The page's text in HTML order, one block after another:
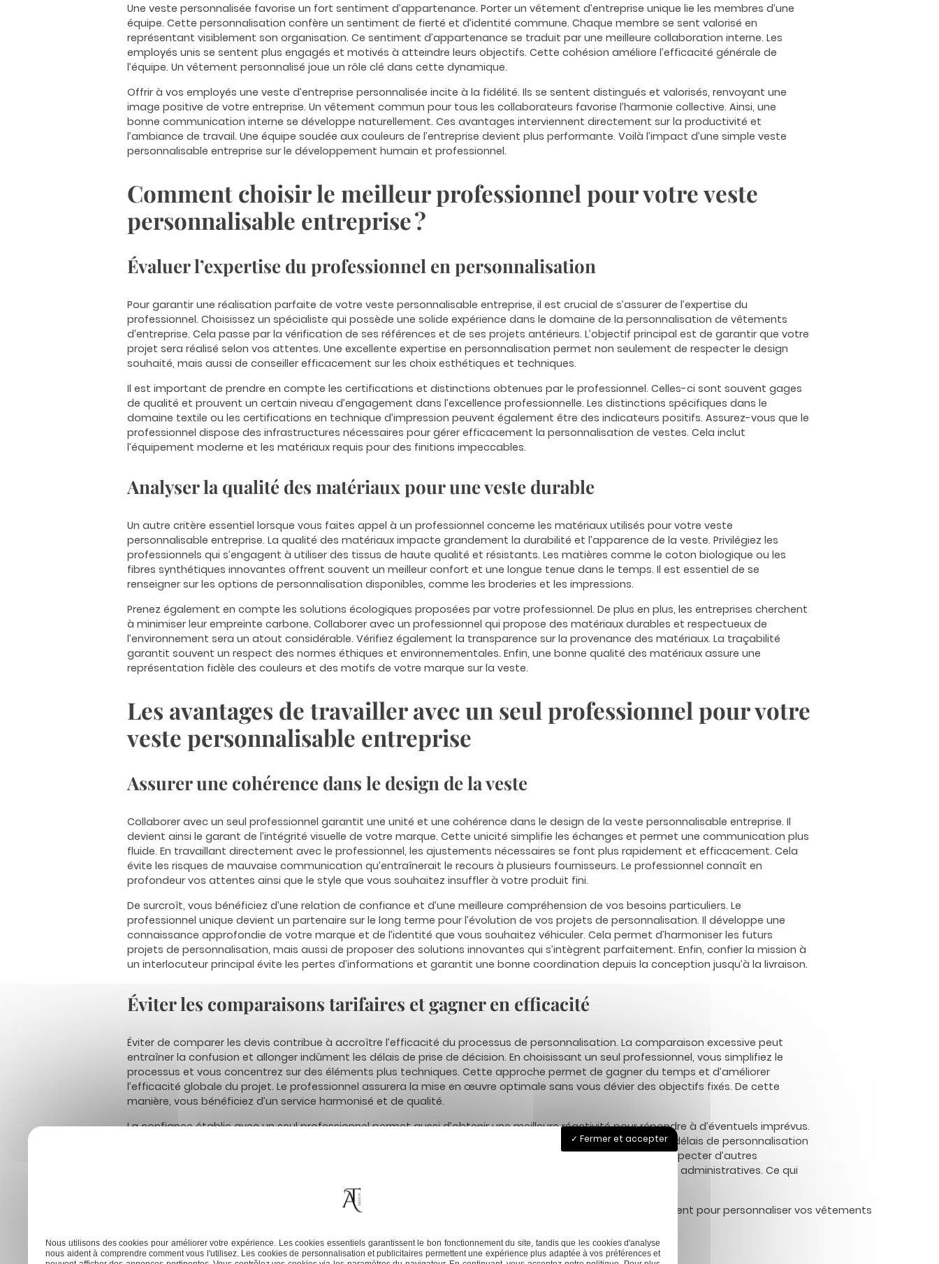
Une veste personnalisée favorise un fort sentiment d’appartenance. Porter un vêtement d’entreprise unique lie les membres d’une
équipe. Cette personnalisation confère un sentiment de fierté et d’identité commune. Chaque membre se sent valorisé en
représentant visiblement son organisation. Ce sentiment d’appartenance se traduit par une meilleure collaboration interne. Les
employés unis se sentent plus engagés et motivés à atteindre leurs objectifs. Cette cohésion améliore l’efficacité générale de
l’équipe. Un vêtement personnalisé joue un rôle clé dans cette dynamique.
Offrir à vos employés une veste d’entreprise personnalisée incite à la fidélité. Ils se sentent distingués et valorisés, renvoyant une
image positive de votre entreprise. Un vêtement commun pour tous les collaborateurs favorise l’harmonie collective. Ainsi, une
bonne communication interne se développe naturellement. Ces avantages interviennent directement sur la productivité et
l’ambiance de travail. Une équipe soudée aux couleurs de l’entreprise devient plus performante. Voilà l’impact d’une simple veste
personnalisable entreprise sur le développement humain et professionnel.
Comment choisir le meilleur professionnel pour votre veste
personnalisable entreprise ?
Évaluer l’expertise du professionnel en personnalisation
Pour garantir une réalisation parfaite de votre veste personnalisable entreprise, il est crucial de s’assurer de l’expertise du
professionnel. Choisissez un spécialiste qui possède une solide expérience dans le domaine de la personnalisation de vêtements
d’entreprise. Cela passe par la vérification de ses références et de ses projets antérieurs. L’objectif principal est de garantir que votre
projet sera réalisé selon vos attentes. Une excellente expertise en personnalisation permet non seulement de respecter le design
souhaité, mais aussi de conseiller efficacement sur les choix esthétiques et techniques.
Il est important de prendre en compte les certifications et distinctions obtenues par le professionnel. Celles-ci sont souvent gages
de qualité et prouvent un certain niveau d’engagement dans l’excellence professionnelle. Les distinctions spécifiques dans le
domaine textile ou les certifications en technique d’impression peuvent également être des indicateurs positifs. Assurez-vous que le
professionnel dispose des infrastructures nécessaires pour gérer efficacement la personnalisation de vestes. Cela inclut
l’équipement moderne et les matériaux requis pour des finitions impeccables.
Analyser la qualité des matériaux pour une veste durable
Un autre critère essentiel lorsque vous faites appel à un professionnel concerne les matériaux utilisés pour votre veste
personnalisable entreprise. La qualité des matériaux impacte grandement la durabilité et l’apparence de la veste. Privilégiez les
professionnels qui s’engagent à utiliser des tissus de haute qualité et résistants. Les matières comme le coton biologique ou les
fibres synthétiques innovantes offrent souvent un meilleur confort et une longue tenue dans le temps. Il est essentiel de se
renseigner sur les options de personnalisation disponibles, comme les broderies et les impressions.
Prenez également en compte les solutions écologiques proposées par votre professionnel. De plus en plus, les entreprises cherchent
à minimiser leur empreinte carbone. Collaborer avec un professionnel qui propose des matériaux durables et respectueux de
l’environnement sera un atout considérable. Vérifiez également la transparence sur la provenance des matériaux. La traçabilité
garantit souvent un respect des normes éthiques et environnementales. Enfin, une bonne qualité des matériaux assure une
représentation fidèle des couleurs et des motifs de votre marque sur la veste.
Les avantages de travailler avec un seul professionnel pour votre
veste personnalisable entreprise
Assurer une cohérence dans le design de la veste
Collaborer avec un seul professionnel garantit une unité et une cohérence dans le design de la veste personnalisable entreprise. Il
devient ainsi le garant de l’intégrité visuelle de votre marque. Cette unicité simplifie les échanges et permet une communication plus
fluide. En travaillant directement avec le professionnel, les ajustements nécessaires se font plus rapidement et efficacement. Cela
évite les risques de mauvaise communication qu’entraînerait le recours à plusieurs fournisseurs. Le professionnel connaît en
profondeur vos attentes ainsi que le style que vous souhaitez insuffler à votre produit fini.
De surcroît, vous bénéficiez d’une relation de confiance et d’une meilleure compréhension de vos besoins particuliers. Le
professionnel unique devient un partenaire sur le long terme pour l’évolution de vos projets de personnalisation. Il développe une
connaissance approfondie de votre marque et de l’identité que vous souhaitez véhiculer. Cela permet d’harmoniser les futurs
projets de personnalisation, mais aussi de proposer des solutions innovantes qui s’intègrent parfaitement. Enfin, confier la mission à
un interlocuteur principal évite les pertes d’informations et garantit une bonne coordination depuis la conception jusqu’à la livraison.
Éviter les comparaisons tarifaires et gagner en efficacité
Éviter de comparer les devis contribue à accroître l’efficacité du processus de personnalisation. La comparaison excessive peut
entraîner la confusion et allonger indûment les délais de prise de décision. En choisissant un seul professionnel, vous simplifiez le
processus et vous concentrez sur des éléments plus techniques. Cette approche permet de gagner du temps et d’améliorer
l’efficacité globale du projet. Le professionnel assurera la mise en œuvre optimale sans vous dévier des objectifs fixés. De cette
manière, vous bénéficiez d’un service harmonisé et de qualité.
La confiance établie avec un seul professionnel permet aussi d’obtenir une meilleure réactivité pour répondre à d’éventuels imprévus.
Vous évitez les allers-retours constants pour aligner les différents acteurs potentiels. En conséquence, les délais de personnalisation
et de livraison de vos vestes peuvent être réduits. Ce qui vous offre plus de flexibilité et de sécurité pour respecter d’autres
engagements stratégiques. Le fait de collaborer avec un interlocuteur unique simplifie aussi les procédures administratives. Ce qui
accroît l’énergie et les ressources disponibles pour d’autres actions internes à votre entreprise.
Navigation
Imprimer du tissu : les techniques les plus populaires Explorez le flocage fluorescent pour personnaliser vos vêtements
Fermer et accepter
Nous utilisons des cookies pour améliorer votre expérience. Les cookies essentiels garantissent le bon fonctionnement du site, tandis que les cookies d'analyse
nous aident à comprendre comment vous l'utilisez. Les cookies de personnalisation et publicitaires permettent une expérience plus adaptée à vos préférences et